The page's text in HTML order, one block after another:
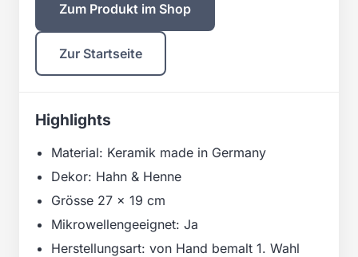
Zum Produkt im Shop
Zur Startseite
Highlights
Material: Keramik made in Germany
Dekor: Hahn & Henne
Grösse 27 x 19 cm
Mikrowellengeeignet: Ja
Herstellungsart: von Hand bemalt 1. Wahl